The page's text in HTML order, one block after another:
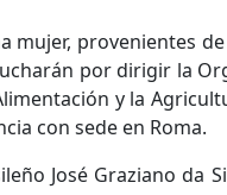
mujer, provenientes
por dirigir la
y la
con sede en Roma.
José Graziano da